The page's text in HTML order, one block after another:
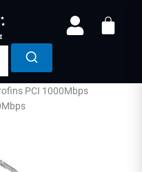
PCI 1000Mbps